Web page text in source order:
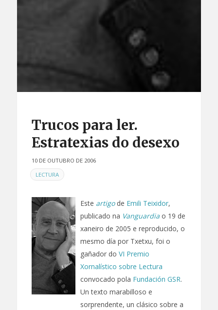
Trucos para ler.
Estratexias do desexo
10 DE OUTUBRO DE 2006
EN
LECTURA
Este artigode Emili Teixidor,
publicado na Vanguardiao 19 de
xaneiro de 2005 e reproducido, o
mesmo día por Txetxu, foi o
gañador do VI Premio
Xornalístico sobre Lectura
convocado pola Fundación GSR.
Un texto marabilloso e
sorprendente, un clásico sobre a